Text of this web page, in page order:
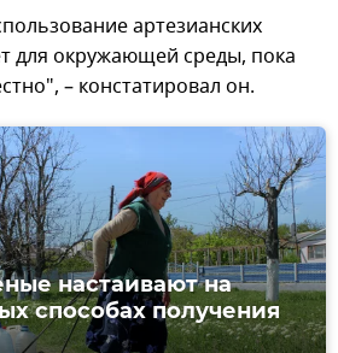
артезианских
для окружающей среды, пока
– констатировал он.
настаивают на
способах получения